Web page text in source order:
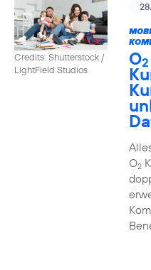
Credits: Shutterstock /
LightField Studios
O2
O2